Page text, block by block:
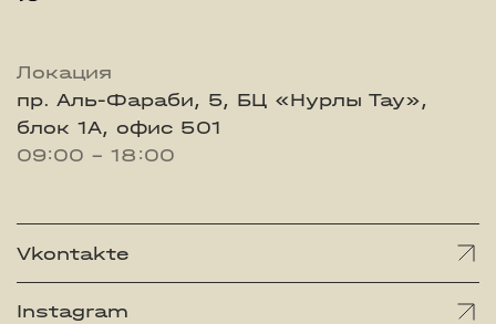
Локация
пр. Аль-Фараби, 5, БЦ «Нурлы Тау»,
блок 1А, офис 501
09:00 - 18:00
Vkontakte
Instagram